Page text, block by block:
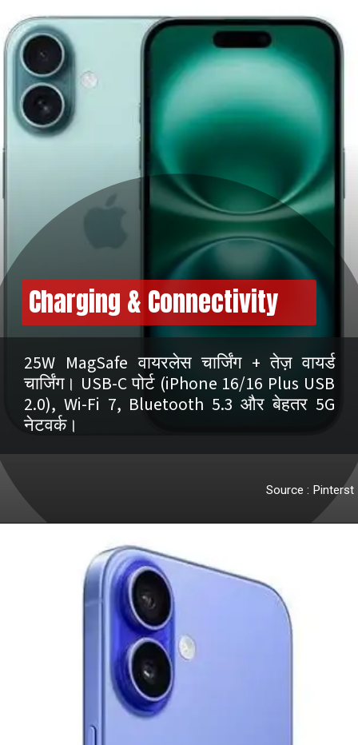
Charging & Connectivity
25W MagSafe वायरलेस चार्जिंग + तेज़ वायर्ड
चार्जिंग। USB-C पोर्ट (iPhone 16/16 Plus USB
2.0), Wi-Fi 7, Bluetooth 5.3 और बेहतर 5G
Source : Pinterst